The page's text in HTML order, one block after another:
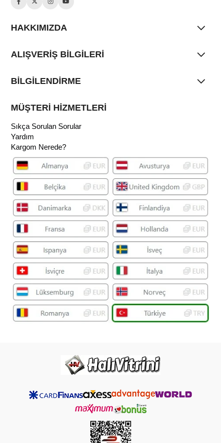
HAKKIMIZDA
ALIŞVERİŞ BİLGİLERİ
BİLGİLENDİRME
MÜŞTERİ HİZMETLERİ
Sıkça Sorulan Sorular
Yardım
Kargom Nerede?